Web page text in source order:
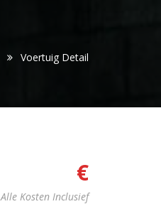
Voertuig Detail
€
Alle Kosten Inclusief